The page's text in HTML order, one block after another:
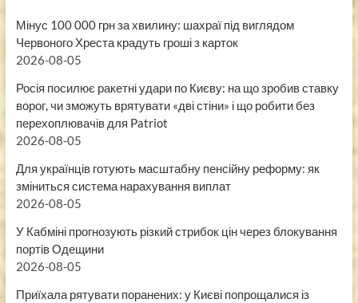
Мінус 100 000 грн за хвилину: шахраї під виглядом
Червоного Хреста крадуть гроші з карток
2026-08-05
Росія посилює ракетні удари по Києву: на що зробив ставку
ворог, чи зможуть врятувати «дві стіни» і що робити без
перехоплювачів для Patriot
2026-08-05
Для українців готують масштабну пенсійну реформу: як
зміниться система нарахування виплат
2026-08-05
У Кабміні прогнозують різкий стрибок цін через блокування
портів Одещини
2026-08-05
Приїхала рятувати поранених: у Києві попрощалися із